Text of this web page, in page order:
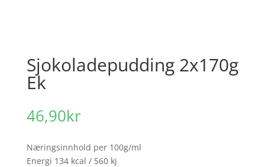
Sjokoladepudding 2x170g
Ek
46,90kr
Næringsinnhold per 100g/ml
Energi 134 kcal / 560 kj